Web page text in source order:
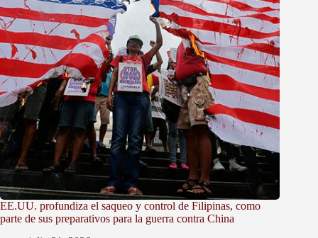
EE.UU. profundiza el saqueo y control de Filipinas, como
parte de sus preparativos para la guerra contra China